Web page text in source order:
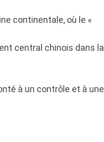
continentale, où le «
central chinois dans la
à un contrôle et à une